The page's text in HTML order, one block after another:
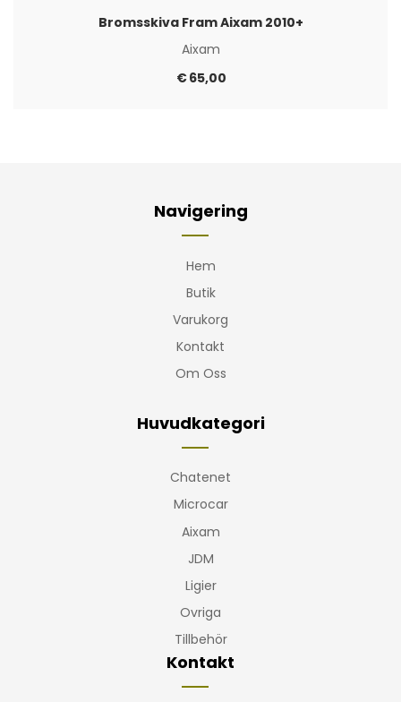
Bromsskiva Fram Aixam 2010+
Aixam
€65,00
Navigering
Hem
Butik
Varukorg
Kontakt
Om Oss
Huvudkategori
Chatenet
Microcar
Aixam
JDM
Ligier
Ovriga
Tillbehör
Kontakt